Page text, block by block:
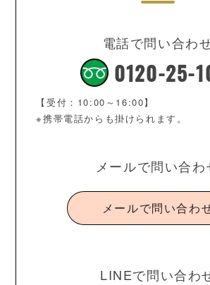
電話で問い合わ
0120-25-
【受付：10:00～16:00】
※携帯電話からも掛けられます。
メールで問い合わ
メールで問い合わ
LINEで問い合わ